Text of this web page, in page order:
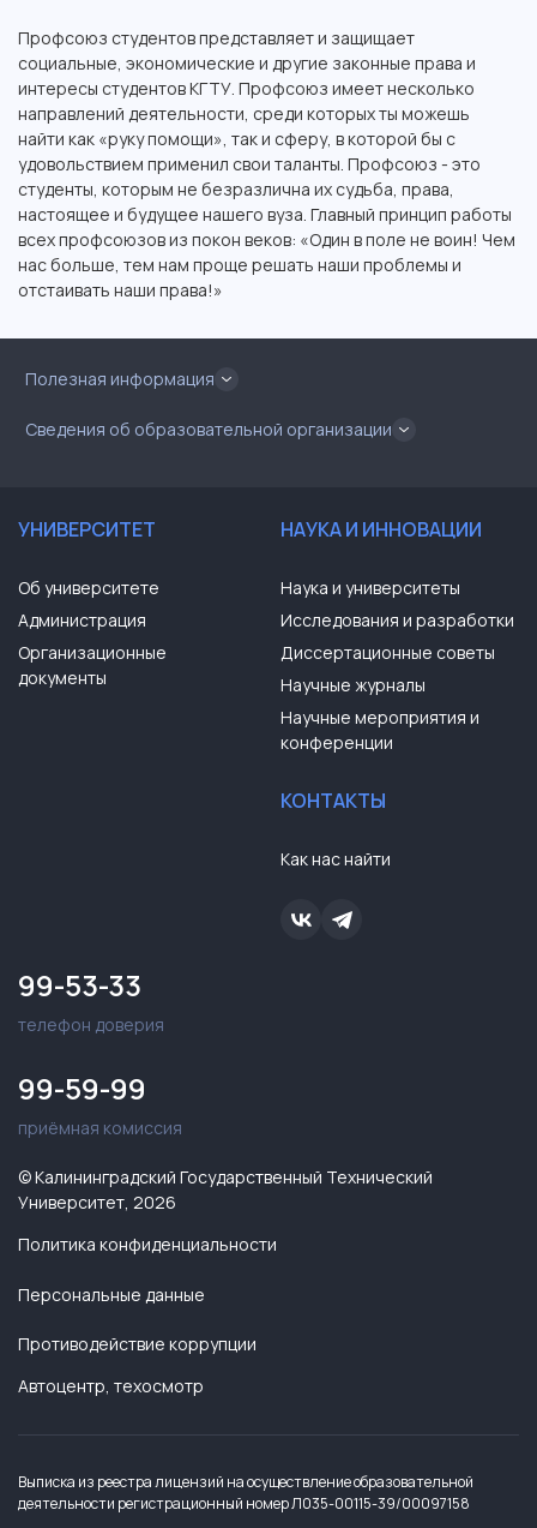
Профсоюз студентов представляет и защищает
социальные, экономические и другие законные права и
интересы студентов КГТУ. Профсоюз имеет несколько
направлений деятельности, среди которых ты можешь
найти как «руку помощи», так и сферу, в которой бы с
удовольствием применил свои таланты. Профсоюз - это
студенты, которым не безразлична их судьба, права,
настоящее и будущее нашего вуза. Главный принцип работы
всех профсоюзов из покон веков: «Один в поле не воин! Чем
нас больше, тем нам проще решать наши проблемы и
отстаивать наши права!»
Полезная информация
Сведения об образовательной организации
УНИВЕРСИТЕТ
Об университете
Администрация
Организационные
документы
НАУКА И ИННОВАЦИИ
Наука и университеты
Исследования и разработки
Диссертационные советы
Научные журналы
Научные мероприятия и
конференции
КОНТАКТЫ
Как нас найти
99-53-33
телефон доверия
99-59-99
приёмная комиссия
© Калининградский Государственный Технический
Университет, 2026
Политика конфиденциальности
Персональные данные
Противодействие коррупции
Автоцентр, техосмотр
Выписка из реестра лицензий на осуществление образовательной
деятельности регистрационный номер Л035-00115-39/00097158